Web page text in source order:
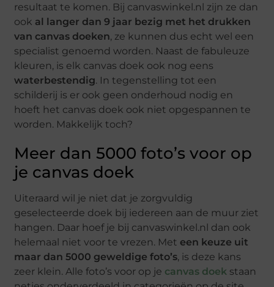
resultaat te komen. Bij canvaswinkel.nl zijn ze dan
ook al langer dan 9 jaar bezig met het drukken
van canvas doeken, ze kunnen dus echt wel een
specialist genoemd worden. Naast de fabuleuze
kleuren, is elk canvas doek ook nog eens
waterbestendig. In tegenstelling tot een
schilderij is er ook geen onderhoud nodig en
hoeft het canvas doek ook niet opgespannen te
worden. Makkelijk toch?
Meer dan 5000 foto’s voor op
je canvas doek
Uiteraard wil je niet dat je zorgvuldig
geselecteerde doek bij iedereen aan de muur ziet
hangen. Daar hoef je bij canvaswinkel.nl dan ook
helemaal niet voor te vrezen. Met een keuze uit
maar dan 5000 geweldige foto’s, is deze kans
zeer klein. Alle foto’s voor op je canvas doek staan